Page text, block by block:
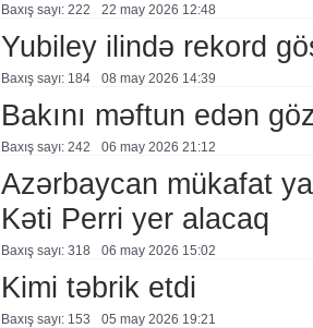
Baxış sayı: 222 22 may 2026 12:48
Yubiley ilində rekord
Baxış sayı: 184 08 may 2026 14:39
Bakını məftun edən
Baxış sayı: 242 06 may 2026 21:12
Azərbaycan mükafat
Kəti Perri yer alacaq
Baxış sayı: 318 06 may 2026 15:02
Kimi təbrik etdi
Baxış sayı: 153 05 may 2026 19:21